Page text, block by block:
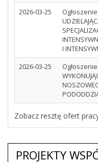
2026-03-25
I
2026-03-25
Zobacz resztę ofert
PROJEKTY